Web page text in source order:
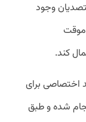
وجود
کند.
اختصاصی برای
شده و طبق